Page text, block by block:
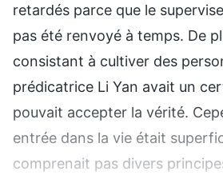
retardés parce que le
pas été renvoyé à temps. De
consistant à cultiver des
prédicatrice Li Yan avait un
pouvait accepter la vérité.
entrée dans la vie était
comprenait pas divers